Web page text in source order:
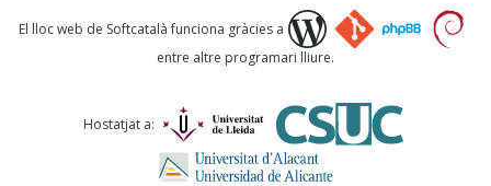
Què proposeu?
Comentari *
El lloc web de Softcatalà funciona gràcies a
entre altre programari lliure.
Hostatjat a: